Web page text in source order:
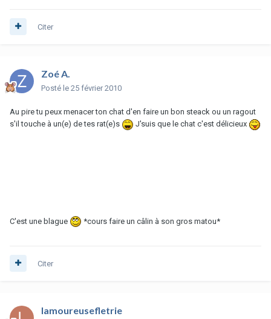
Citer
Zoé A.
Posté le 25 février 2010
Au pire tu peux menacer ton chat d'en faire un bon steack ou un ragout
s'il touche à un(e) de tes rat(e)s
J'suis que le chat c'est délicieux
C'est une blague *cours faire un câlin à son gros matou*
Citer
lamoureusefletrie